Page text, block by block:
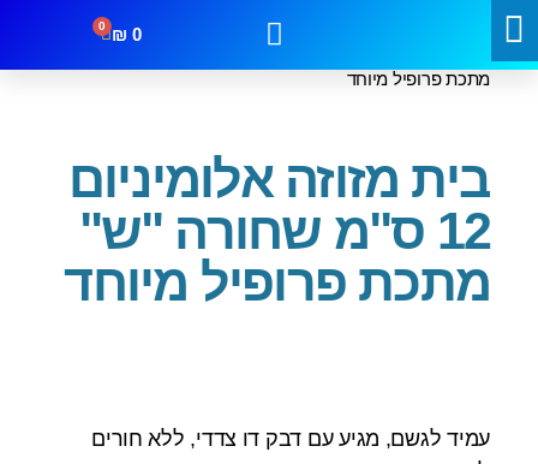
0
₪
0
מתכת פרופיל מיוחד
בית מזוזה אלומיניום
12 ס"מ שחורה "ש"
מתכת פרופיל מיוחד
עמיד לגשם, מגיע עם דבק דו צדדי, ללא חורים